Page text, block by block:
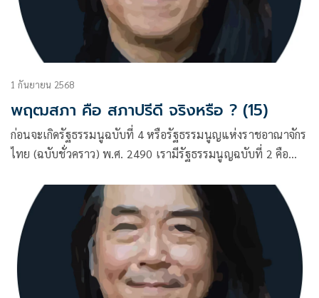
1 กันยายน 2568
พฤฒสภา คือ สภาปรีดี จริงหรือ ? (15)
ก่อนจะเกิดรัฐธรรมนูฉบับที่ 4 หรือรัฐธรรมนูญแห่งราชอาณาจักร
ไทย (ฉบับชั่วคราว) พ.ศ. 2490 เรามีรัฐธรรมนูญฉบับที่ 2 คือ